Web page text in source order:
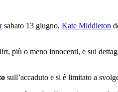
sabato 13 giugno, Kate Middleton
più o meno innocenti, e sui
sull’accaduto e si è limitato a